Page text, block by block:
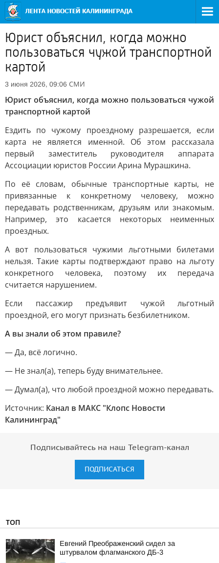
Юрист объяснил, когда можно
пользоваться чужой транспортной
картой
3 июня 2026, 09:06 СМИ
Юрист объяснил, когда можно пользоваться чужой
транспортной картой
Ездить по чужому проездному разрешается, если
карта не является именной. Об этом рассказала
первый заместитель руководителя аппарата
Ассоциации юристов России Арина Мурашкина.
По её словам, обычные транспортные карты, не
привязанные к конкретному человеку, можно
передавать родственникам, друзьям или знакомым.
Например, это касается некоторых неименных
проездных.
А вот пользоваться чужими льготными билетами
нельзя. Такие карты подтверждают право на льготу
конкретного человека, поэтому их передача
считается нарушением.
Если пассажир предъявит чужой льготный
проездной, его могут признать безбилетником.
А вы знали об этом правиле?
— Да, всё логично.
— Не знал(а), теперь буду внимательнее.
— Думал(а), что любой проездной можно передавать.
Источник: Канал в МАКС "Клопс Новости
Калининград"
Подписывайтесь на наш Telegram-канал
ПОДПИСАТЬСЯ
ТОП
Евгений Преображенский сидел за
штурвалом флагманского ДБ-3